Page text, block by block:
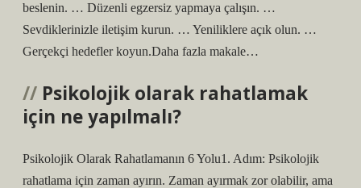
beslenin. … Düzenli egzersiz yapmaya çalışın. …
Sevdiklerinizle iletişim kurun. … Yeniliklere açık olun. …
Gerçekçi hedefler koyun.Daha fazla makale…
Psikolojik olarak rahatlamak
için ne yapılmalı?
Psikolojik Olarak Rahatlamanın 6 Yolu1. Adım: Psikolojik
rahatlama için zaman ayırın. Zaman ayırmak zor olabilir, ama